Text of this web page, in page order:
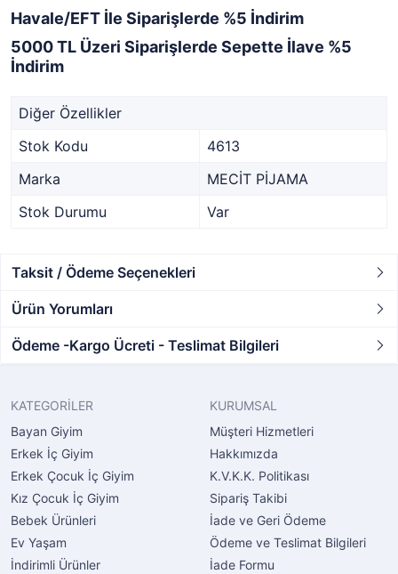
Havale/EFT İle Siparişlerde %5 İndirim
5000 TL Üzeri Siparişlerde Sepette İlave %5
İndirim
Diğer Özellikler
Stok Kodu
4613
Marka
MECİT PİJAMA
Stok Durumu
Var
Taksit / Ödeme Seçenekleri
Ürün Yorumları
Ödeme -Kargo Ücreti - Teslimat Bilgileri
KATEGORİLER
Bayan Giyim
Erkek İç Giyim
Erkek Çocuk İç Giyim
Kız Çocuk İç Giyim
Bebek Ürünleri
Ev Yaşam
İndirimli Ürünler
KURUMSAL
Müşteri Hizmetleri
Hakkımızda
K.V.K.K. Politikası
Sipariş Takibi
İade ve Geri Ödeme
Ödeme ve Teslimat Bilgileri
İade Formu